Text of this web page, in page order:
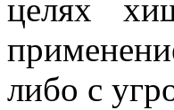
целях
либо с